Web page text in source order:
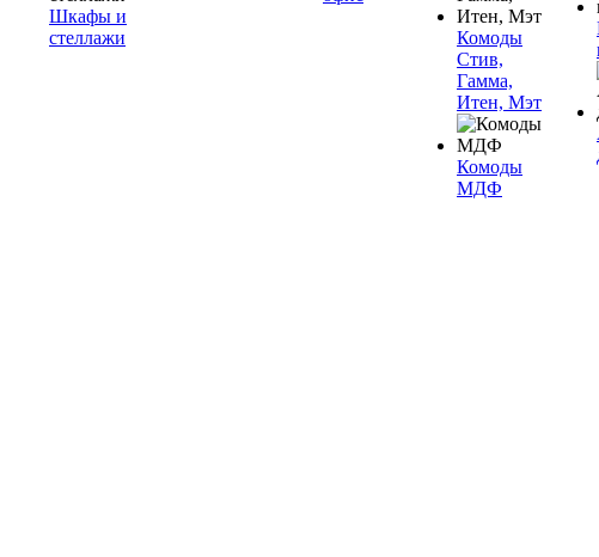
Шкафы и
стеллажи
Комоды
Стив,
Гамма,
Итен, Мэт
Комоды
МДФ